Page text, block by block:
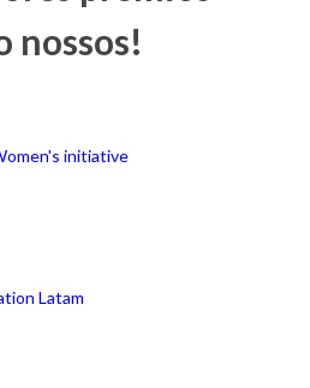
nossos!